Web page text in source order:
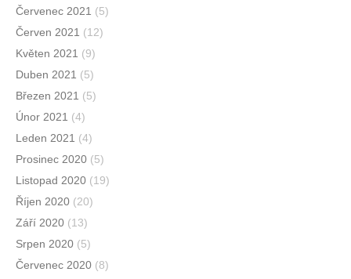
Červenec 2021 (5)
Červen 2021 (12)
Květen 2021 (9)
Duben 2021 (5)
Březen 2021 (5)
Únor 2021 (4)
Leden 2021 (4)
Prosinec 2020 (5)
Listopad 2020 (19)
Říjen 2020 (20)
Září 2020 (13)
Srpen 2020 (5)
Červenec 2020 (8)